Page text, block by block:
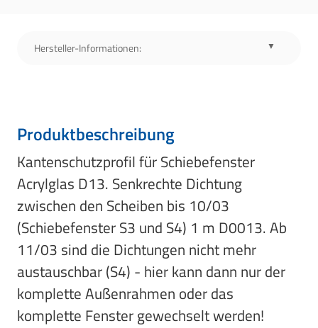
Hersteller-Informationen:
Produktbeschreibung
Kantenschutzprofil für Schiebefenster
Acrylglas D13. Senkrechte Dichtung
zwischen den Scheiben bis 10/03
(Schiebefenster S3 und S4) 1 m D0013. Ab
11/03 sind die Dichtungen nicht mehr
austauschbar (S4) - hier kann dann nur der
komplette Außenrahmen oder das
komplette Fenster gewechselt werden!